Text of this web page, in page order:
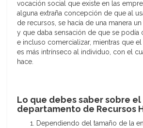
vocación social que existe en las
alguna extraña concepción de que al
de recursos, se hacía de una manera
y que daba sensación de que se podía
e incluso comercializar, mientras que
es más intrínseco al individuo, con el
hace.
Lo que debes saber sobre el
departamento de Recursos
Dependiendo del tamaño de la